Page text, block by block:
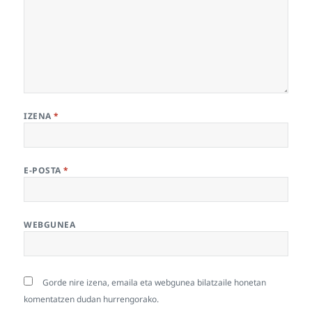
IZENA*
E-POSTA*
WEBGUNEA
Gorde nire izena, emaila eta webgunea bilatzaile honetan
komentatzen dudan hurrengorako.